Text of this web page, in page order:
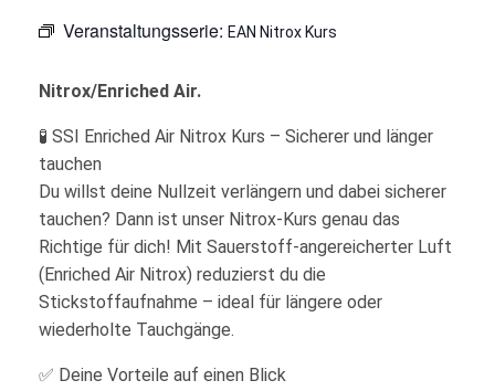
Veranstaltungsserie: EAN Nitrox Kurs
Nitrox/Enriched Air.
🧪 SSI Enriched Air Nitrox Kurs – Sicherer und länger
tauchen
Du willst deine Nullzeit verlängern und dabei sicherer
tauchen? Dann ist unser Nitrox-Kurs genau das
Richtige für dich! Mit Sauerstoff-angereicherter Luft
(Enriched Air Nitrox) reduzierst du die
Stickstoffaufnahme – ideal für längere oder
wiederholte Tauchgänge.
✅ Deine Vorteile auf einen Blick